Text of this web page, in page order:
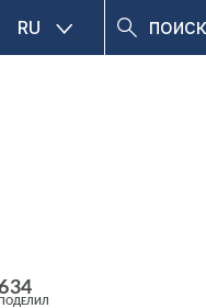
RU
ПОДЕЛИЛИСЬ